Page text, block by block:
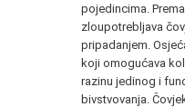
pojedincima.
zloupotrebljava
pripadanjem.
koji omogućava
razinu jedinog i
bivstvovanja.